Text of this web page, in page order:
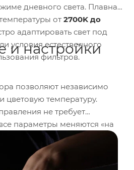
дневного света. Плавная
от 2700K до
адаптировать свет под
условия естественного
фильтров.
и настройки
позволяют независимо
цветовую температуру.
не требует
параметры меняются «на
динамичной съёмке и
условиях.